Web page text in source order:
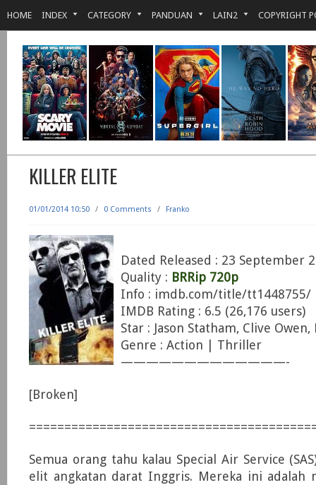
HOME INDEX CATEGORY PANDUAN LAIN2 COPYRIGHT
KILLER ELITE
01/01/2014 10:50 / 0 Comments / Franko
Dated Released : 23 September
Quality : BRRip 720p
Info : imdb.com/title/tt1448755/
IMDB Rating : 6.5 (26,176 users)
Star : Jason Statham, Clive
Genre : Action | Thriller
—————————————-
[Broken]
Semua orang tahu kalau Special Air Service
elit angkatan darat Inggris. Mereka ini adalah